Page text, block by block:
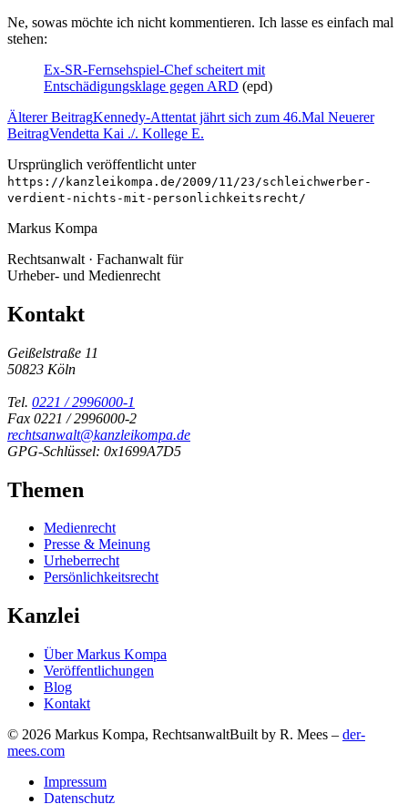
Ne, sowas möchte ich nicht kommentieren. Ich lasse es einfach mal
stehen:
Ex-SR-Fernsehspiel-Chef scheitert mit
Entschädigungsklage gegen ARD (epd)
Älterer BeitragKennedy-Attentat jährt sich zum 46.Mal Neuerer
BeitragVendetta Kai ./. Kollege E.
Ursprünglich veröffentlicht unter
https://kanzleikompa.de/2009/11/23/schleichwerber-
verdient-nichts-mit-personlichkeitsrecht/
Markus Kompa
Rechtsanwalt · Fachanwalt für
Urheber- und Medienrecht
Kontakt
Geißelstraße 11
50823 Köln
Tel. 0221 / 2996000-1
Fax 0221 / 2996000-2
rechtsanwalt@kanzleikompa.de
GPG-Schlüssel: 0x1699A7D5
Themen
Medienrecht
Presse & Meinung
Urheberrecht
Persönlichkeitsrecht
Kanzlei
Über Markus Kompa
Veröffentlichungen
Blog
Kontakt
© 2026 Markus Kompa, RechtsanwaltBuilt by R. Mees – der-
mees.com
Impressum
Datenschutz